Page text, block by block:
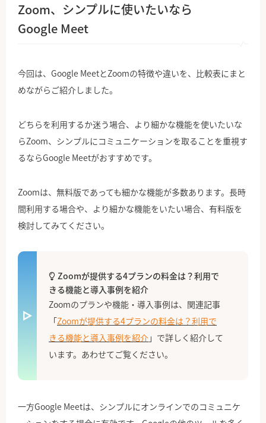
Zoom、シンプルに使いたいなら
Google Meet
今回は、Google MeetとZoomの特徴や違いを、比較表にまと
めながらご紹介しました。
どちらを利用するか迷う場合、より細かな機能を使いたいな
らZoom、シンプルにコミュニケーションを取ることを重視す
るならGoogle Meetがおすすめです。
Zoomは、無料版であっても細かな機能が多数あります。長時
間利用する場合や、より細かな機能をいたい場合、有料版を
検討してみてください。
Zoomが提供する4プランの料金は？利用で
きる機能と導入事例を紹介
Zoomのプランや機能・導入事例は、関連記事
「Zoomが提供する4プランの料金は？利用で
きる機能と導入事例を紹介 」で詳しく紹介して
います。あわせてご覧ください。
一方Google Meetは、シンプルにオンラインでのコミュニケ